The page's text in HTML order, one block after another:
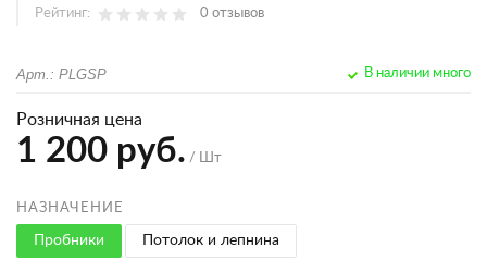
Рейтинг: 0 отзывов
Арт.: PLGSP В наличии много
Розничная цена
1 200 руб. / Шт
НАЗНАЧЕНИЕ
Пробники Потолок и лепнина